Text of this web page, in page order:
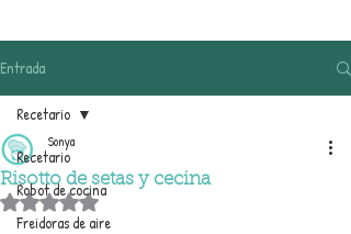
Entrada
Recetario
Robot de cocina
Freidoras de aire
Recetario
Risotto de setas y cecina
Sonya
Obtuvo NaN de 5 estrellas.